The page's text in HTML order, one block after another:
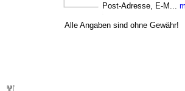
Post-Adresse, E-M...
Alle Angaben sind ohne